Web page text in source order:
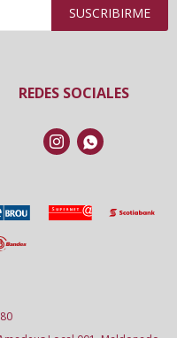
SUSCRIBIRME
REDES SOCIALES
 